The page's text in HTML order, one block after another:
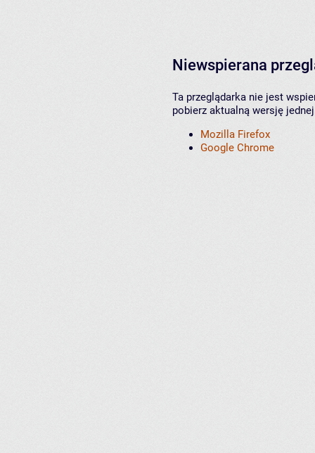
Niewspierana
Ta przeglądarka nie jest
pobierz aktualną wersję
Mozilla Firefox
Google Chrome